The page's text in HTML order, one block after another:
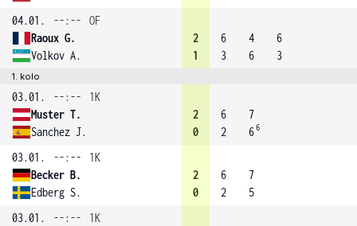
04.01.
--:--
OF
Raoux G.
Volkov A.
2
1
6
3
4
6
6
3
1. kolo
03.01. --:--
1K
Muster T.
Sanchez J.
2
0
6
2
7
66
03.01. --:--
1K
Becker B.
Edberg S.
2
0
6
2
7
5
03.01.
--:--
1K